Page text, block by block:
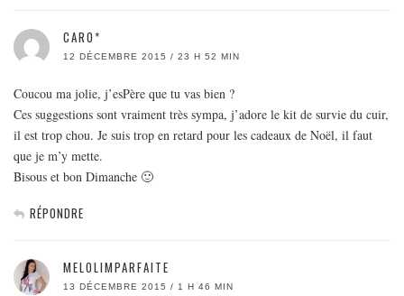
CARO*
12 DÉCEMBRE 2015 / 23 H 52 MIN
Coucou ma jolie, j’esPère que tu vas bien ?
Ces suggestions sont vraiment très sympa, j’adore le kit de survie du cuir,
il est trop chou. Je suis trop en retard pour les cadeaux de Noël, il faut
que je m’y mette.
Bisous et bon Dimanche 🙂
RÉPONDRE
MELOLIMPARFAITE
13 DÉCEMBRE 2015 / 1 H 46 MIN